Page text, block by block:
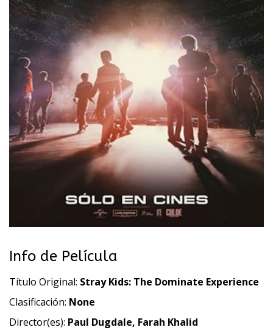
Info de Película
Título Original: Stray Kids: The Dominate Experience
Clasificación: None
Director(es): Paul Dugdale, Farah Khalid